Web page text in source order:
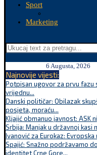
Sport
Marketing
6 Augusta, 2026
Najnovije vijesti:
Potpisan ugovor za prvu
vrijednu...
Danski političar: Obilazak
posjeta, moraću...
Kljajić obmanuo javnost: ASK
Srbija: Manjak u državnoj kasi
Ivanović za Eurokaz:
Spajić: Snažno podržavamo
identitet Crne Gore...